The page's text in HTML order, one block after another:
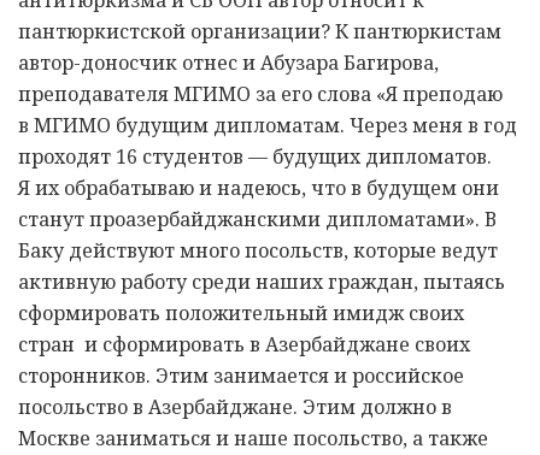
пантюркистской организации? К пантюркистам
автор-доносчик отнес и Абузара Багирова,
преподавателя МГИМО за его слова «Я преподаю
в МГИМО будущим дипломатам. Через меня в год
проходят 16 студентов — будущих дипломатов.
Я их обрабатываю и надеюсь, что в будущем они
станут проазербайджанскими дипломатами». В
Баку действуют много посольств, которые ведут
активную работу среди наших граждан, пытаясь
сформировать положительный имидж своих
стран и сформировать в Азербайджане своих
сторонников. Этим занимается и российское
посольство в Азербайджане. Этим должно в
Москве заниматься и наше посольство, а также